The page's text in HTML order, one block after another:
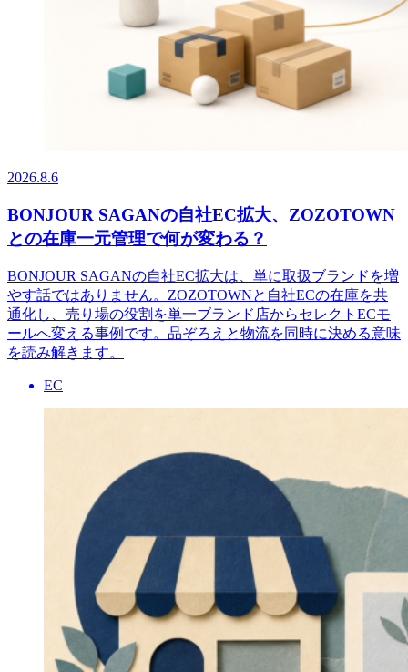
2026.8.6
BONJOUR SAGANの自社EC拡大、ZOZOTOWN
との在庫一元管理で何が変わる？
BONJOUR SAGANの自社EC拡大は、単に取扱ブランドを増
やす話ではありません。ZOZOTOWNと自社ECの在庫を共
通化し、売り場の役割を単一ブランド店からセレクトECモ
ールへ変える事例です。品ぞろえと物流を同時に決める意味
を読み解きます。
EC